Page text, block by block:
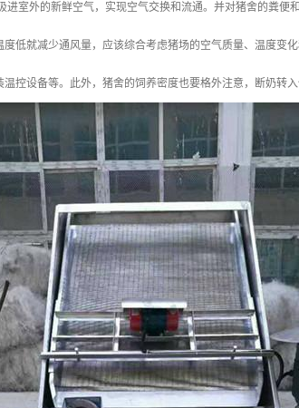
室外的新鲜空气，实现空气交换和流通。并对猪舍的粪便
低就减少通风量，应该综合考虑猪场的空气质量、温度变
控设备等。此外，猪舍的饲养密度也要格外注意，断奶转入